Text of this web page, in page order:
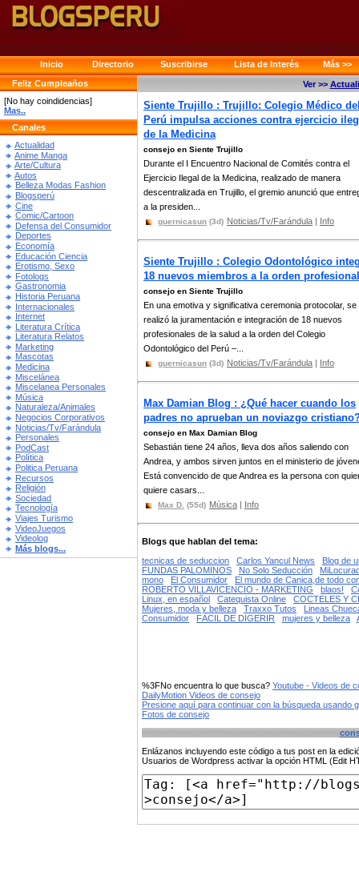
Inicio Directorio Suscribirse Lista de Interés
Más >>
Feliz Cumpleaños
[No hay coindidencias]
Mas..
Canales
Actualidad
Anime Manga
Arte/Cultura
Autos
Belleza Modas Fashion
Blogsperú
Cine
Comic/Cartoon
Defensa del Consumidor
Deportes
Economía
Educación Ciencia
Erotismo, Sexo
Fotologs
Gastronomia
Historia Peruana
Internacionales
Internet
Literatura Crítica
Literatura Relatos
Marketing
Mascotas
Medicina
Miscelánea
Miscelanea Personales
Música
Naturaleza/Animales
Negocios Corporativos
Noticias/Tv/Farándula
Personales
PodCast
Política
Politica Peruana
Recursos
Religión
Sociedad
Tecnología
Viajes Turismo
VideoJuegos
Videolog
Más blogs...
Ver >>
Siente Trujillo : Trujillo: Colegio Médico
Perú impulsa acciones contra ejercicio
de la Medicina
consejo en Siente Trujillo
Durante el I Encuentro Nacional de Comités contra el
Ejercicio Ilegal de la Medicina, realizado de manera
descentralizada en Trujillo, el gremio anunció que
a la presiden...
guernicasun (3d) Noticias/Tv/Farándula | Info
Siente Trujillo : Colegio Odontológico
18 nuevos miembros a la orden profesional
consejo en Siente Trujillo
En una emotiva y significativa ceremonia protocolar, se
realizó la juramentación e integración de 18 nuevos
profesionales de la salud a la orden del Colegio
Odontológico del Perú –...
guernicasun (3d) Noticias/Tv/Farándula | Info
Max Damian Blog : ¿Qué hacer cuando los
padres no aprueban un noviazgo
consejo en Max Damian Blog
Sebastián tiene 24 años, lleva dos años saliendo con
Andrea, y ambos sirven juntos en el ministerio de
Está convencido de que Andrea es la persona con
quiere casars...
Max D. (55d) Música | Info
Blogs que hablan del tema:
tecnicas de seduccion
Carlos Yancul News
Blog de
FUNDAS PALOMINOS
No Solo Seducción
mono
El Consumidor
El mundo de Canica,de todo
ROBERTO VILLAVICENCIO - MARKETING
blaos!
Linux, en español
Catequista Online
COCTELES Y
Mujeres, moda y belleza
Traxxo Tutos
Lineas
Consumidor
FÁCIL DE DIGERIR mujeres y belleza
%3FNo encuentra lo que busca? Youtube - Videos de
DailyMotion Videos de consejo
Presione aquí para continuar con la búsqueda usando
Fotos de consejo
Enlázanos incluyendo este código a tus post en la
Usuarios de Wordpress activar la opción HTML (Edit